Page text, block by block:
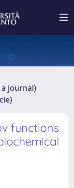
journal)
functions